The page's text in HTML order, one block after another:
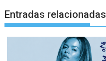
Entradas relacionadas